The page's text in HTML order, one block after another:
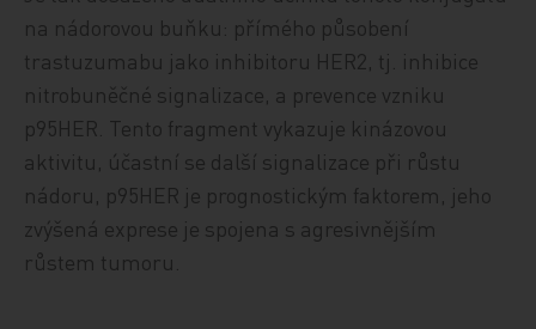
na nádorovou buňku: přímého působení
trastuzumabu jako inhibitoru HER2, tj. inhibice
nitrobuněčné signalizace, a prevence vzniku
p95HER. Tento fragment vykazuje kinázovou
aktivitu, účastní se další signalizace při růstu
nádoru, p95HER je prognostickým faktorem, jeho
zvýšená exprese je spojena s agresivnějším
růstem tumoru.